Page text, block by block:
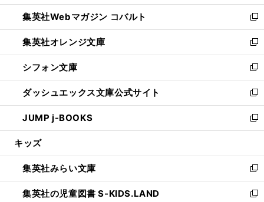
開
く
ウ
で
開
く
ン
ド
ウ
で
開
く
ウ
ィ
ン
ド
ウ
で
開
く
集英社Webマガジン コバルト
新
し
い
ウ
ィ
ン
ド
ウ
で
開
集英社オレンジ文庫
新
し
い
ウ
ィ
ン
ド
ウ
開
く
シフォン文庫
新
し
い
ウ
ィ
ン
ウ
で
開
く
ダッシュエックス文庫公式サイト
新
し
い
ウ
ン
ド
ウ
で
JUMP j-BOOKS
新
し
ウ
ィ
ン
ド
キッズ
集英社みらい文庫
新
し
い
集英社の児童図書 S-KIDS.LAND
新